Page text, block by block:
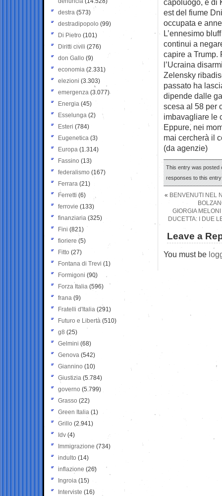
capoluogo, e di
est del fiume
occupata e
L’ennesimo
continui a
capire a Trump.
l’Ucraina
Zelensky
passato ha
dipende dalle
scesa al 58 per
imbavagliare le
Eppure, nei
mai cercherà il
(da agenzie)
This entry was posted
responses to this
« BENVENUTI NEL
GIORGIA
DUCETTA: I DUE
Leave a
You must be
destra (573)
destradipopolo (99)
Di Pietro (101)
Diritti civili (276)
don Gallo (9)
economia (2.331)
elezioni (3.303)
emergenza (3.077)
Energia (45)
Esselunga (2)
Esteri (784)
Eugenetica (3)
Europa (1.314)
Fassino (13)
federalismo (167)
Ferrara (21)
Ferretti (6)
ferrovie (133)
finanziaria (325)
Fini (821)
fioriere (5)
Fitto (27)
Fontana di Trevi (1)
Formigoni (90)
Forza Italia (596)
frana (9)
Fratelli d'Italia (291)
Futuro e Libertà (510)
g8 (25)
Gelmini (68)
Genova (542)
Giannino (10)
Giustizia (5.784)
governo (5.799)
Grasso (22)
Green Italia (1)
Grillo (2.941)
Idv (4)
Immigrazione (734)
indulto (14)
inflazione (26)
Ingroia (15)
Interviste (16)